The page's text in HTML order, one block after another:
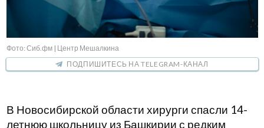
Фото: Сиб.фм | Центр Мешалкина
ПОДПИШИТЕСЬ НА TELEGRAM-КАНАЛ
В Новосибирской области хирурги спасли 14-
летнюю школьницу из Башкирии с редким